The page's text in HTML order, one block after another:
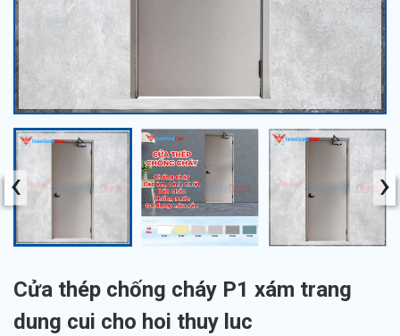
‹ ›
Cửa thép chống cháy P1 xám trang
dung cui cho hoi thuy luc